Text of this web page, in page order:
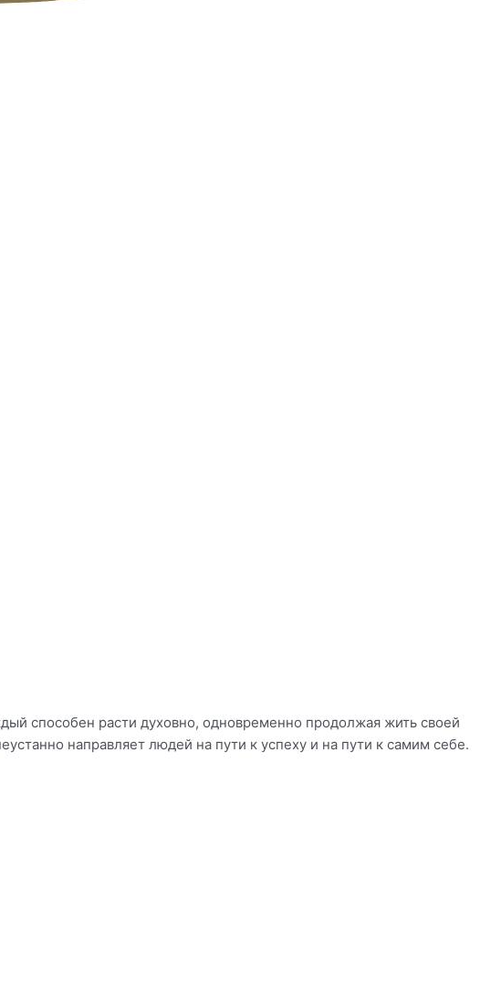
способен расти духовно, одновременно продолжая жить своей
направляет людей на пути к успеху и на пути к самим себе.